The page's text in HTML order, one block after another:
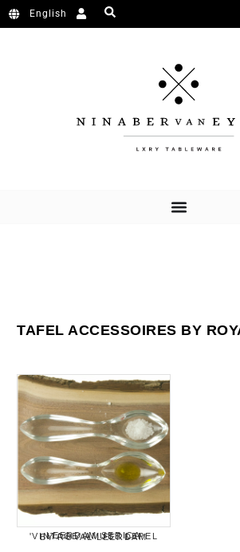
English
TAFEL ACCESSOIRES BY
LEERDAM SERICA 'VINTAGE' AMUSE LEPEL BY ROYAL LEERDAM